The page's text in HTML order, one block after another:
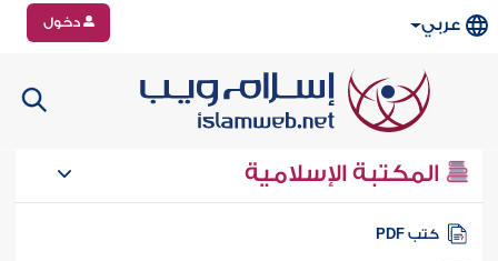
عربي دخول
المكتبة الإسلامية